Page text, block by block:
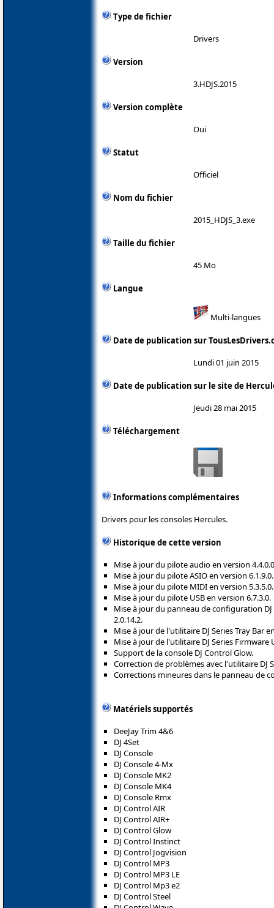
Type de fichier
Drivers
Version
3.HDJS.2015
Version complète
Oui
Statut
Officiel
Nom du fichier
2015_HDJS_3.exe
Taille du fichier
45 Mo
Langue
Multi-langues
Date de publication sur
Lundi 01 juin 2015
Date de publication sur le site de
Jeudi 28 mai 2015
Téléchargement
Informations complémentaires
Drivers pour les consoles Hercules.
Historique de cette version
Mise à jour du pilote audio en version
Mise à jour du pilote ASIO en version 6.1.9.0.
Mise à jour du pilote MIDI en version 5.3.5.0.
Mise à jour du pilote USB en version 6.7.3.0.
Mise à jour du panneau de configuration
2.0.14.2.
Mise à jour de l'utilitaire DJ Series Tray Bar
Mise à jour de l'utilitaire DJ Series Firmware
Support de la console DJ Control Glow.
Correction de problèmes avec l'utilitaire DJ
Corrections mineures dans le panneau de
Matériels supportés
DeeJay Trim 4&6
DJ 4Set
DJ Console
DJ Console 4-Mx
DJ Console MK2
DJ Console MK4
DJ Console Rmx
DJ Control AIR
DJ Control AIR+
DJ Control Glow
DJ Control Instinct
DJ Control Jogvision
DJ Control MP3
DJ Control MP3 LE
DJ Control Mp3 e2
DJ Control Steel